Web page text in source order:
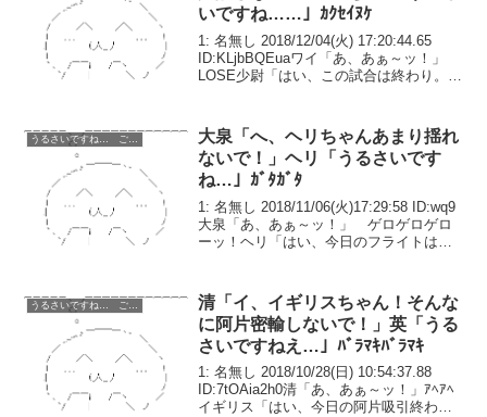
いですね……」ｶｸｾｲﾇｹ
1: 名無し 2018/12/04(火) 17:20:44.65
ID:KLjbBQEuaワイ「あ、あぁ～ッ！」
LOSE少尉「はい、この試合は終わり。お
念願のエクバ2...
うるさいですね… ごちうさ コピペ改変
大泉「へ、ヘリちゃんあまり揺れ
ないで！」ヘリ「うるさいです
ね…」ｶﾞﾀｶﾞﾀ
1: 名無し 2018/11/06(火)17:29:58 ID:wq9
大泉「あ、あぁ～ッ！」 ゲロゲロゲロ
ーッ！ヘリ「はい、今日のフライトは終
た……」数時間前、念願のヘリコプタ
ー...
うるさいですね… ごちうさ コピペ改変
清「イ、イギリスちゃん！そんな
に阿片密輸しないで！」英「うる
さいですねえ…」ﾊﾞﾗﾏｷﾊﾞﾗﾏｷ
1: 名無し 2018/10/28(日) 10:54:37.88
ID:7tOAia2h0清「あ、あぁ～ッ！」ｱﾍｱﾍ
イギリス「はい、今日の阿片吸引終わ